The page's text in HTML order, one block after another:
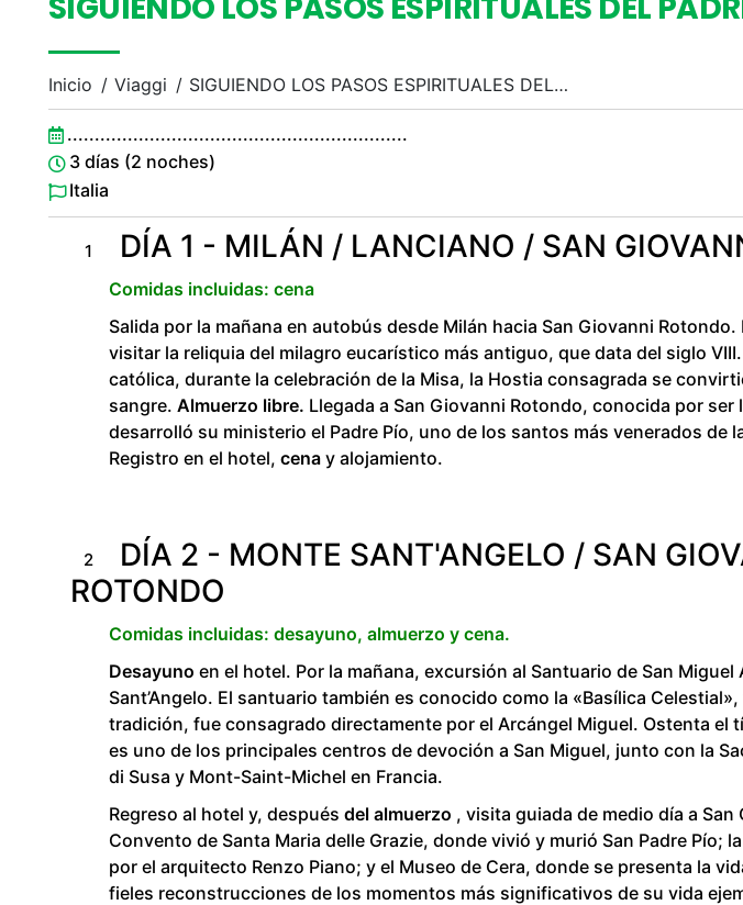
Inicio Viaggi SIGUIENDO LOS PASOS ESPIRITUALES DEL…
..............................................................
3 días (2 noches)
Italia
1 DÍA 1 - MILÁN / LANCIANO / SAN
Comidas incluidas: cena
Salida por la mañana en autobús desde Milán hacia San Giovanni Rotondo.
visitar la reliquia del milagro eucarístico más antiguo, que data del siglo
católica, durante la celebración de la Misa, la Hostia consagrada se
sangre. Almuerzo libre. Llegada a San Giovanni Rotondo, conocida por
desarrolló su ministerio el Padre Pío, uno de los santos más venerados de
Registro en el hotel, cena y alojamiento.
2
DÍA 2 - MONTE SANT'ANGELO / SAN
ROTONDO
Comidas incluidas: desayuno, almuerzo y cena.
Desayuno en el hotel. Por la mañana, excursión al Santuario de San Miguel
Sant’Angelo. El santuario también es conocido como la «Basílica
tradición, fue consagrado directamente por el Arcángel Miguel. Ostenta el
es uno de los principales centros de devoción a San Miguel, junto con la
di Susa y Mont-Saint-Michel en Francia.
Regreso al hotel y, después del almuerzo , visita guiada de medio día a
Convento de Santa Maria delle Grazie, donde vivió y murió San Padre Pío;
por el arquitecto Renzo Piano; y el Museo de Cera, donde se presenta la
fieles reconstrucciones de los momentos más significativos de su vida